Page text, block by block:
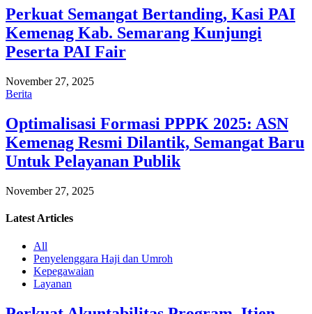
Perkuat Semangat Bertanding, Kasi PAI
Kemenag Kab. Semarang Kunjungi
Peserta PAI Fair
November 27, 2025
Berita
Optimalisasi Formasi PPPK 2025: ASN
Kemenag Resmi Dilantik, Semangat Baru
Untuk Pelayanan Publik
November 27, 2025
Latest Articles
All
Penyelenggara Haji dan Umroh
Kepegawaian
Layanan